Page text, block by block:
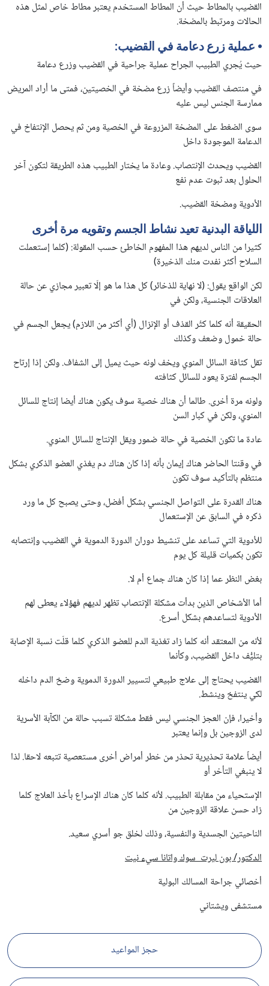
القضيب بالمطاط حيث أن المطاط المستخدم يعتبر مطاط خاص لمثل هذه
الحالات ومرتبط بالمضخة.
• عملية زرع دعامة في القضيب:
حيث يُجري الطبيب الجراح عملية جراحية في القضيب وزرع دعامة
في منتصف القضيب وأيضاً زرع مضخة في الخصيتين، فمتى ما أراد المريض
ممارسة الجنس ليس عليه
سوى الضغط على المضخة المزروعة في الخصية ومن ثم يحصل الإنتفاخ في
الدعامة الموجودة داخل
القضيب ويحدث الإنتصاب. وعادة ما يختار الطبيب هذه الطريقة لتكون آخر
الحلول بعد ثبوت عدم نفع
الأدوية ومضخة القضيب.
اللياقة البدنية تعيد نشاط الجسم وتقويه مرة أخرى
كثيرا من الناس لديهم هذا المفهوم الخاطئ حسب المقولة: (كلما إستعملت
السلاح أكثر نفدت منك الذخيرة)
لكن الواقع يقول: (لا نهاية للذخائر) كل هذا ما هو إلّا تعبير مجازي عن حالة
العلاقات الجنسية، ولكن في
الحقيقة أنه كلما كثُر القذف أو الإنزال (أي أكثر من اللازم) يجعل الجسم في
حالة خمول وضعف وكذلك
تقل كثافة السائل المنوي ويخف لونه حيث يميل إلى الشفاف. ولكن إذا إرتاح
الجسم لفترة يعود للسائل كثافته
ولونه مرة أخرى. طالما أن هناك خصية سوف يكون هناك أيضا إنتاج للسائل
المنوي، ولكن في كبار السن
عادة ما تكون الخصية في حالة ضمور ويقل الإنتاج للسائل المنوي.
في وقنتا الحاضر هناك إيمان بأنه إذا كان هناك دم يغذي العضو الذكري بشكل
منتظم بالتأكيد سوف تكون
هناك القدرة على التواصل الجنسي بشكل أفضل، وحتى يصبح كل ما ورد
ذكره في السابق عن الإستعمال
للأدوية التي تساعد على تنشيط دوران الدورة الدموية في القضيب وإنتصابه
تكون بكميات قليلة كل يوم
بغض النظر عما إذا كان هناك جماع أم لا.
أما الأشخاص الذين بدأت مشكلة الإنتصاب تظهر لديهم فهؤلاء يعطى لهم
الأدوية لتساعدهم بشكل أسرع.
لأنه من المعتقد أنه كلما زاد تغذية الدم للعضو الذكري كلما قلّت نسبة الإصابة
بتليُّف داخل القضيب، وكأنما
القضيب يحتاج إلى علاج طبيعي لتسيير الدورة الدموية وضخ الدم داخله
لكي ينتفخ وينشط.
وأخيرا، فإن العجز الجنسي ليس فقط مشكلة تسبب حالة من الكآبة الأسرية
لدى الزوجين بل وإنما يعتبر
أيضاً علامة تحذيرية تحذر من خطر أمراض أخرى مستعصية تتبعه لاحقا. لذا
لا ينبغي التأخر أو
الإستحياء من مقابلة الطبيب. لأنه كلما كان هناك الإسراع بأخذ العلاج كلما
زاد حسن علاقة الزوجين من
الناحيتين الجسدية والنفسية، وذلك لخلق جو أسري سعيد.
الدكتور/ بون ليرت سوك واتانا سيء نيت
أخصائي جراحة المسالك البولية
مستشفى ويشتاني
حجز المواعيد